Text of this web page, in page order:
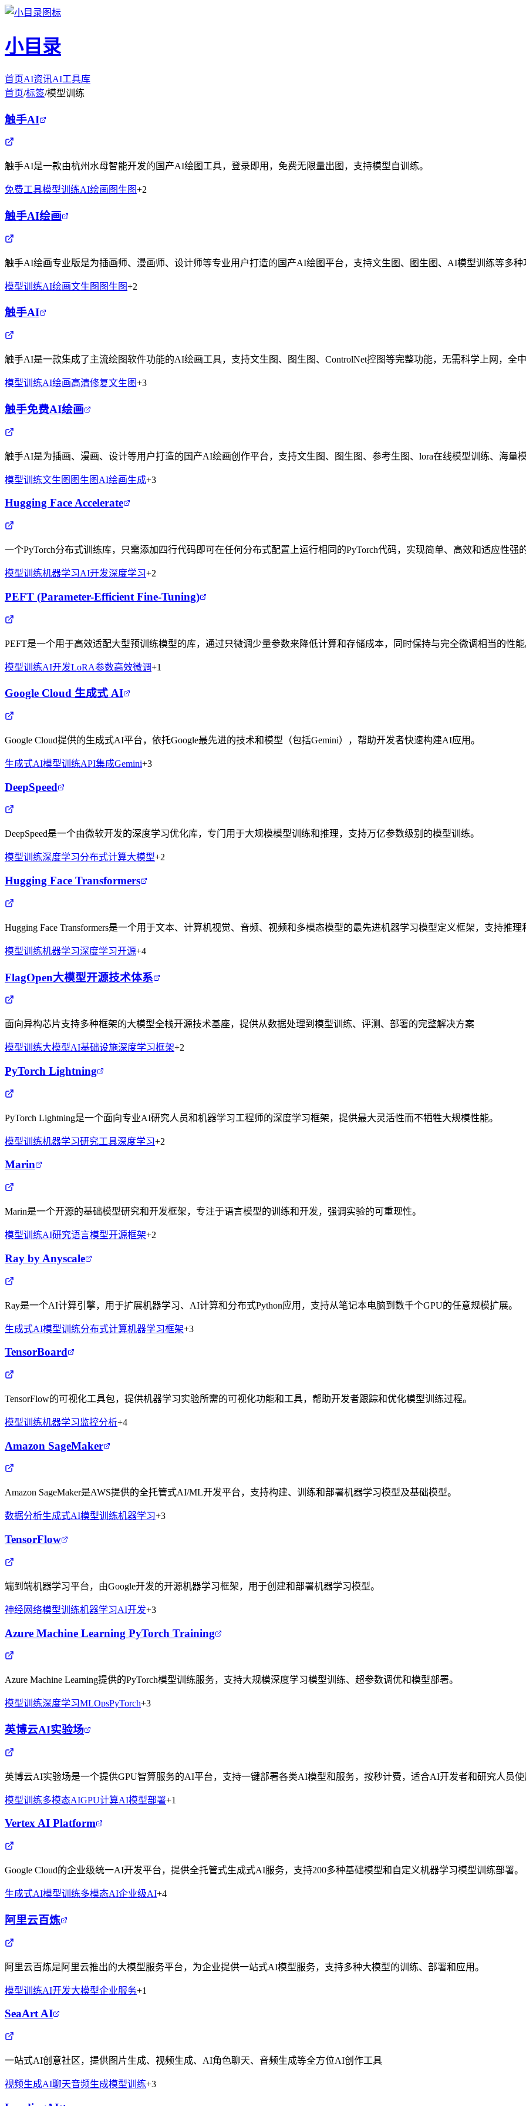
小目录
首页AI资讯AI工具库
首页/标签/模型训练
触手AI
触手AI是一款由杭州水母智能开发的国产AI绘图工具，登录即用，免费无限量出图，支持模型自训练。
免费工具模型训练AI绘画 图生图+2
触手AI绘画
触手AI绘画专业版是为插画师、漫画师、设计师等专业用户打造的国产AI绘图平台，支持文生图、图生图、AI模型训练等多种
模型训练AI绘画文生图 图生图+2
触手AI
触手AI是一款集成了主流绘图软件功能的AI绘画工具，支持文生图、图生图、ControlNet控图等完整功能，无需科学上网，全
模型训练AI绘画高清修复文生图+3
触手免费AI绘画
触手AI是为插画、漫画、设计等用户打造的国产AI绘画创作平台，支持文生图、图生图、参考生图、lora在线模型训练、海量
模型训练文生图 图生图 AI绘画生成+3
Hugging Face Accelerate
一个PyTorch分布式训练库，只需添加四行代码即可在任何分布式配置上运行相同的PyTorch代码，实现简单、高效和适应性强
模型训练机器学习AI开发深度学习+2
PEFT (Parameter-Efficient Fine-Tuning)
PEFT是一个用于高效适配大型预训练模型的库，通过只微调少量参数来降低计算和存储成本，同时保持与完全微调相当的性
模型训练AI开发LoRA参数高效微调+1
Google Cloud 生成式 AI
Google Cloud提供的生成式AI平台，依托Google最先进的技术和模型（包括Gemini），帮助开发者快速构建AI应用。
生成式AI模型训练API集成Gemini+3
DeepSpeed
DeepSpeed是一个由微软开发的深度学习优化库，专门用于大规模模型训练和推理，支持万亿参数级别的模型训练。
模型训练深度学习分布式计算大模型+2
Hugging Face Transformers
Hugging Face Transformers是一个用于文本、计算机视觉、音频、视频和多模态模型的最先进机器学习模型定义框架，支持推理
模型训练机器学习深度学习开源+4
FlagOpen大模型开源技术体系
面向异构芯片支持多种框架的大模型全栈开源技术基座，提供从数据处理到模型训练、评测、部署的完整解决方案
模型训练大模型AI基础设施深度学习框架+2
PyTorch Lightning
PyTorch Lightning是一个面向专业AI研究人员和机器学习工程师的深度学习框架，提供最大灵活性而不牺牲大规模性能。
模型训练机器学习研究工具深度学习+2
Marin
Marin是一个开源的基础模型研究和开发框架，专注于语言模型的训练和开发，强调实验的可重现性。
模型训练AI研究语言模型开源框架+2
Ray by Anyscale
Ray是一个AI计算引擎，用于扩展机器学习、AI计算和分布式Python应用，支持从笔记本电脑到数千个GPU的任意规模扩展。
生成式AI模型训练分布式计算机器学习框架+3
TensorBoard
TensorFlow的可视化工具包，提供机器学习实验所需的可视化功能和工具，帮助开发者跟踪和优化模型训练过程。
模型训练机器学习监控分析+4
Amazon SageMaker
Amazon SageMaker是AWS提供的全托管式AI/ML开发平台，支持构建、训练和部署机器学习模型及基础模型。
数据分析生成式AI模型训练机器学习+3
TensorFlow
端到端机器学习平台，由Google开发的开源机器学习框架，用于创建和部署机器学习模型。
神经网络模型训练机器学习AI开发+3
Azure Machine Learning PyTorch Training
Azure Machine Learning提供的PyTorch模型训练服务，支持大规模深度学习模型训练、超参数调优和模型部署。
模型训练深度学习MLOpsPyTorch+3
英博云AI实验场
英博云AI实验场是一个提供GPU智算服务的AI平台，支持一键部署各类AI模型和服务，按秒计费，适合AI开发者和研究人员
模型训练多模态AIGPU计算AI模型部署+1
Vertex AI Platform
Google Cloud的企业级统一AI开发平台，提供全托管式生成式AI服务，支持200多种基础模型和自定义机器学习模型训练部署。
生成式AI模型训练多模态AI企业级AI+4
阿里云百炼
阿里云百炼是阿里云推出的大模型服务平台，为企业提供一站式AI模型服务，支持多种大模型的训练、部署和应用。
模型训练AI开发大模型企业服务+1
SeaArt AI
一站式AI创意社区，提供图片生成、视频生成、AI角色聊天、音频生成等全方位AI创作工具
视频生成AI聊天音频生成模型训练+3